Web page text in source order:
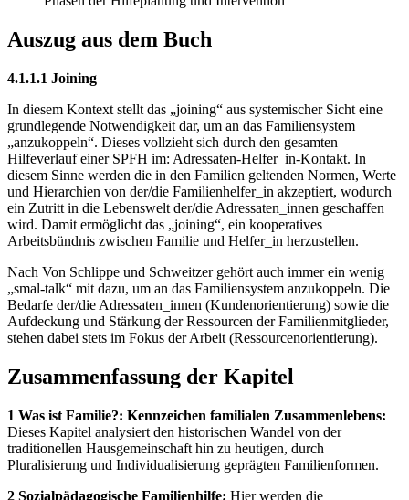
Auszug aus dem Buch
4.1.1.1 Joining
In diesem Kontext stellt das „joining“ aus systemischer Sicht eine
grundlegende Notwendigkeit dar, um an das Familiensystem
„anzukoppeln“. Dieses vollzieht sich durch den gesamten
Hilfeverlauf einer SPFH im: Adressaten-Helfer_in-Kontakt. In
diesem Sinne werden die in den Familien geltenden Normen, Werte
und Hierarchien von der/die Familienhelfer_in akzeptiert, wodurch
ein Zutritt in die Lebenswelt der/die Adressaten_innen geschaffen
wird. Damit ermöglicht das „joining“, ein kooperatives
Arbeitsbündnis zwischen Familie und Helfer_in herzustellen.
Nach Von Schlippe und Schweitzer gehört auch immer ein wenig
„smal-talk“ mit dazu, um an das Familiensystem anzukoppeln. Die
Bedarfe der/die Adressaten_innen (Kundenorientierung) sowie die
Aufdeckung und Stärkung der Ressourcen der Familienmitglieder,
stehen dabei stets im Fokus der Arbeit (Ressourcenorientierung).
Zusammenfassung der Kapitel
1 Was ist Familie?: Kennzeichen familialen Zusammenlebens:
Dieses Kapitel analysiert den historischen Wandel von der
traditionellen Hausgemeinschaft hin zu heutigen, durch
Pluralisierung und Individualisierung geprägten Familienformen.
2 Sozialpädagogische Familienhilfe: Hier werden die